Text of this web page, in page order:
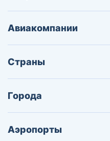
Авиакомпании
Страны
Города
Аэропорты